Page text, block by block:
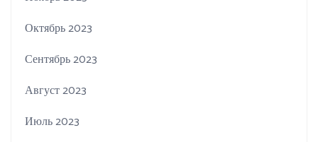
Октябрь 2023
Сентябрь 2023
Август 2023
Июль 2023